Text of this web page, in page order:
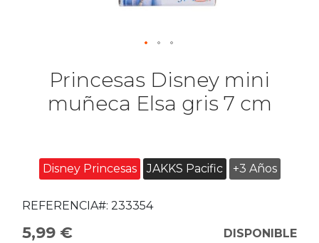
Princesas Disney mini
muñeca Elsa gris 7 cm
Disney Princesas JAKKS Pacific +3 Años
REFERENCIA#: 233354
5,99 € DISPONIBLE